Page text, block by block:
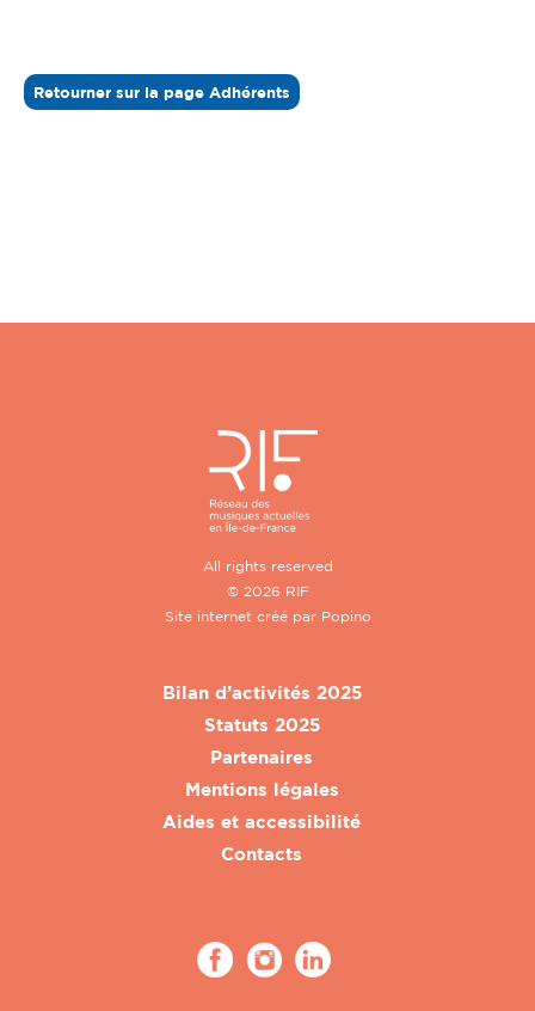
Retourner sur la page Adhérents
All rights reserved
© 2026 RIF
Site internet créé par Popino
Bilan d’activités 2025
Statuts 2025
Partenaires
Mentions légales
Aides et accessibilité
Contacts